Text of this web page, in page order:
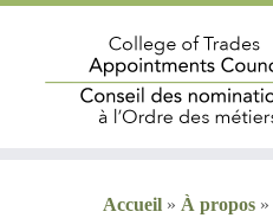
Accueil » À propos »